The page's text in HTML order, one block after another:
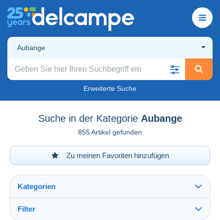
Aubange
Erweiterte Suche
Suche in der Kategorie Aubange
855 Artikel gefunden
Zu meinen Favoriten hinzufügen
Kategorien
Filter